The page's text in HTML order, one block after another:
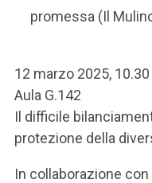
promessa (Il
12 marzo 2025,
Aula G.142
Il difficile
protezione della
In collaborazione con